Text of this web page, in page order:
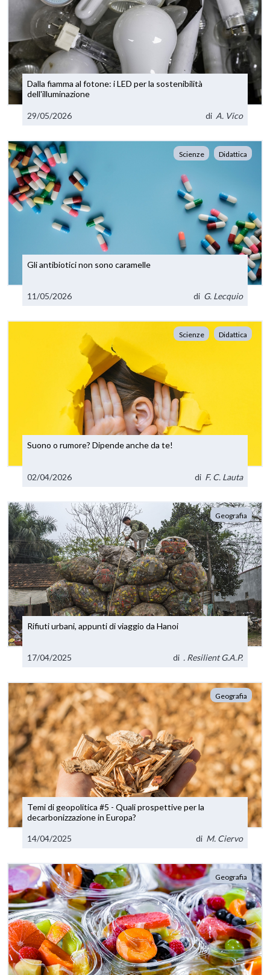
Dalla fiamma al fotone: i LED per la sostenibilità
dell'illuminazione
29/05/2026 di A. Vico
Scienze Didattica
Gli antibiotici non sono caramelle
11/05/2026 di G. Lecquio
Scienze Didattica
Suono o rumore? Dipende anche da te!
02/04/2026 di F. C. Lauta
Geografia
Rifiuti urbani, appunti di viaggio da Hanoi
17/04/2025 di . Resilient G.A.P.
Geografia
Temi di geopolitica #5 - Quali prospettive per la
decarbonizzazione in Europa?
14/04/2025 di M. Ciervo
Geografia